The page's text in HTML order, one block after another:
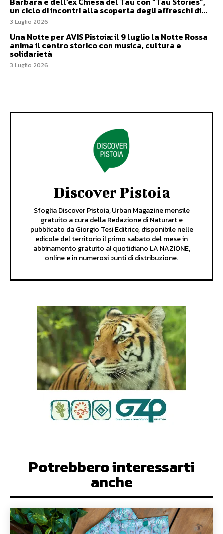
un ciclo di incontri alla scoperta degli affreschi di...
3 Luglio 2026
Una Notte per AVIS Pistoia: il 9 luglio la Notte Rossa
anima il centro storico con musica, cultura e
solidarietà
3 Luglio 2026
Discover Pistoia
Sfoglia Discover Pistoia, Urban Magazine mensile
gratuito a cura della Redazione di Naturart e
pubblicato da Giorgio Tesi Editrice, disponibile nelle
edicole del territorio il primo sabato del mese in
abbinamento gratuito al quotidiano LA NAZIONE,
online e in numerosi punti di distribuzione.
Potrebbero interessarti
anche